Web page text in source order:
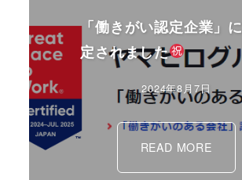
「働きがい認定企業」
定されました
2024年8月7日
READ MORE